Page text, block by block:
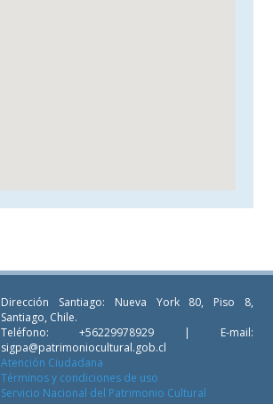
Dirección Santiago: Nueva York 80, Piso 8,
Santiago, Chile.
Teléfono: +56229978929 | E-mail:
sigpa@patrimoniocultural.gob.cl
Atención Ciudadana
Términos y condiciones de uso
Servicio Nacional del Patrimonio Cultural